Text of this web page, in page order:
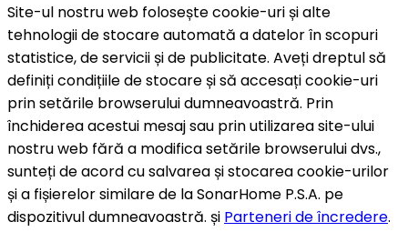
Site-ul nostru web folosește cookie-uri și alte
tehnologii de stocare automată a datelor în scopuri
statistice, de servicii și de publicitate. Aveți dreptul să
definiți condițiile de stocare și să accesați cookie-uri
prin setările browserului dumneavoastră. Prin
închiderea acestui mesaj sau prin utilizarea site-ului
nostru web fără a modifica setările browserului dvs.,
sunteți de acord cu salvarea și stocarea cookie-urilor
și a fișierelor similare de la SonarHome P.S.A. pe
dispozitivul dumneavoastră. și Parteneri de încredere.